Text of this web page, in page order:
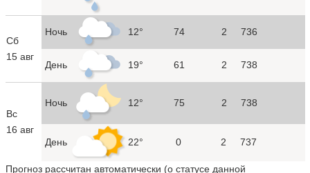
Сб
15 авг
Ночь 12° 74 2 736
День 19° 61 2 738
Вс
16 авг
Ночь 12° 75 2 738
День 22° 0 2 737
Прогноз рассчитан автоматически (о статусе данной